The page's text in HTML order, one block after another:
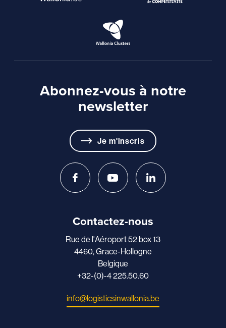
Abonnez-vous à notre
newsletter
Je m'inscris
Contactez-nous
Rue de l'Aéroport 52 box 13
4460, Grace-Hollogne
Belgique
+32-(0)-4 225.50.60
info@logisticsinwallonia.be